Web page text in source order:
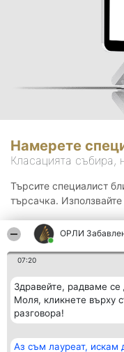
ОРЛИ
07:20
Здравейте, радваме
Моля, кликнете върху
разговора!
Аз съм лауреат, искам
Намерете
Класацията събира,
Търсите специалист
търсачка.
Организатор на